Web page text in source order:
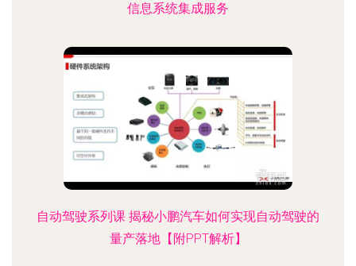
信息系统集成服务
自动驾驶系列课 揭秘小鹏汽车如何实现自动驾驶的
量产落地【附PPT解析】